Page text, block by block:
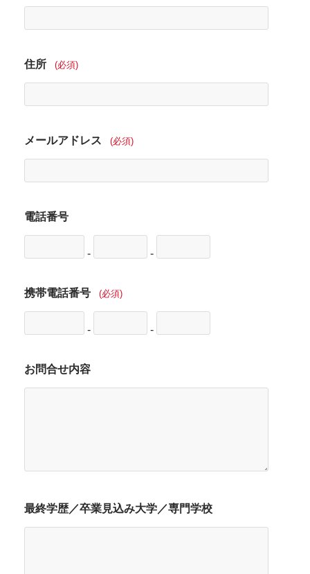
住所 (必須)
メールアドレス (必須)
電話番号
- -
携帯電話番号 (必須)
- -
お問合せ内容
最終学歴／卒業見込み大学／専門学校